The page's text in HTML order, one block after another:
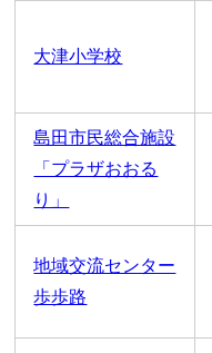
大津小学校
島田市民総合施設
「プラザおおる
り」
地域交流センター
歩歩路